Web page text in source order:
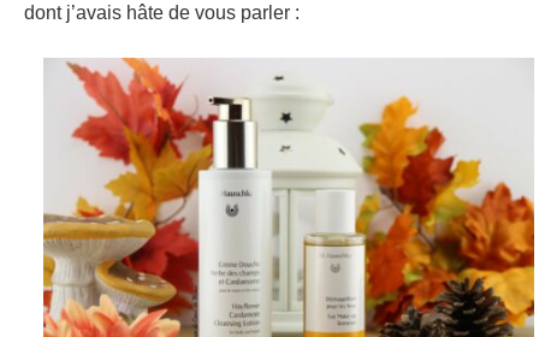
dont j’avais hâte de vous parler :